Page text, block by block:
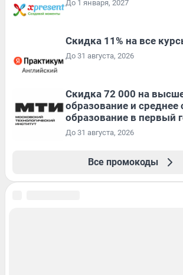
До 1 января, 2027
Скидка 11% на все
До 31 августа, 2026
Скидка 72 000 на
образование и среднее
образование в первый
До 31 августа, 2026
Все промокоды